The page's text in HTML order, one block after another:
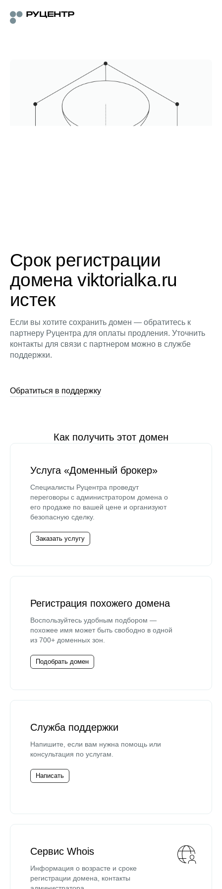
Срок регистрации
домена viktorialka.ru
истек
Если вы хотите сохранить домен — обратитесь к
партнеру Руцентра для оплаты продления. Уточнить
контакты для связи с партнером можно в службе
поддержки.
Обратиться в поддержку
Как получить этот домен
Услуга «Доменный брокер»
Специалисты Руцентра проведут
переговоры с администратором домена о
его продаже по вашей цене и организуют
безопасную сделку.
Заказать услугу
Регистрация похожего домена
Воспользуйтесь удобным подбором —
похожее имя может быть свободно в одной
из 700+ доменных зон.
Подобрать домен
Служба поддержки
Напишите, если вам нужна помощь или
консультация по услугам.
Написать
Сервис Whois
Информация о возрасте и сроке
регистрации домена, контакты